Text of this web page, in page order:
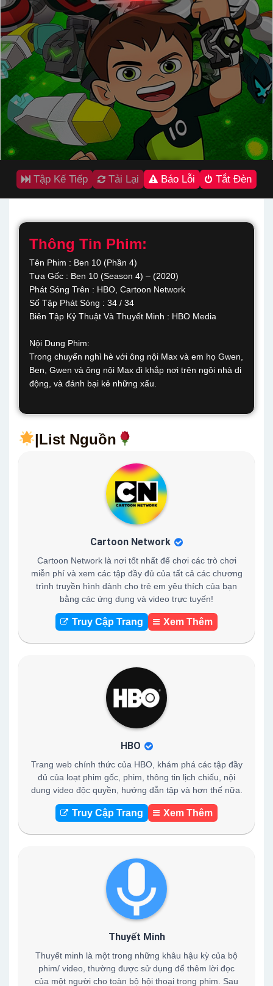
Tập Kế Tiếp Tải Lại Báo Lỗi Tắt Đèn
Thông Tin Phim:
Tên Phim : Ben 10 (Phần 4)
Tựa Gốc : Ben 10 (Season 4) – (2020)
Phát Sóng Trên : HBO, Cartoon Network
Số Tập Phát Sóng : 34 / 34
Biên Tập Kỷ Thuật Và Thuyết Minh : HBO Media
Nội Dung Phim:
Trong chuyến nghỉ hè với ông nội Max và em họ Gwen,
Ben, Gwen và ông nội Max đi khắp nơi trên ngôi nhà di
động, và đánh bại kẻ những xấu.
|List Nguồn
Cartoon Network
Cartoon Network là nơi tốt nhất để chơi các trò chơi
miễn phí và xem các tập đầy đủ của tất cả các chương
trình truyền hình dành cho trẻ em yêu thích của bạn
bằng các ứng dụng và video trực tuyến!
Truy Cập Trang Xem Thêm
HBO
Trang web chính thức của HBO, khám phá các tập đầy
đủ của loạt phim gốc, phim, thông tin lịch chiếu, nội
dung video độc quyền, hướng dẫn tập và hơn thế nữa.
Truy Cập Trang Xem Thêm
Thuyết Minh
Thuyết minh là một trong những khâu hậu kỳ của bộ
phim/ video, thường được sử dụng để thêm lời đọc
của một người cho toàn bộ hội thoại trong phim. Sau